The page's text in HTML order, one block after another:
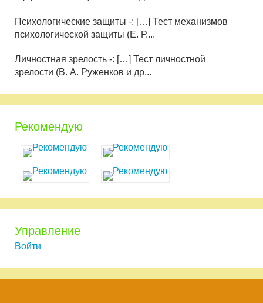
Психологические защиты -: […] Тест механизмов
психологической защиты (Е. Р....
Личностная зрелость -: […] Тест личностной
зрелости (В. А. Руженков и др...
Рекомендую
Управление
Войти